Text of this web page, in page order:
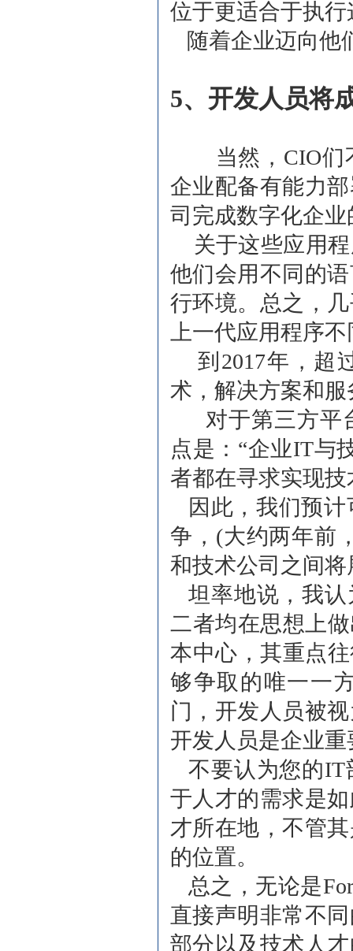
位于更适合于执
随着企业迈向他
5、开发人员将
当然，CIO们不
企业配备有能力
司完成数字化企业
关于这些应用程
他们会用不同的
行环境。总之，
上一代应用程序
到2017年，超
术，解决方案和服
对于第三方平
点是：“企业IT与
者都在寻求实现
因此，我们预计
争，(大约两年前
和技术公司之间
坦率地说，我认
二者均在思想上
本中心，其重点
够争取的唯一一
门，开发人员被
开发人员是企业
不要认为您的IT
于人才的需求是
才所在地，不管
的位置。
总之，无论是
直接声明非常不
部分以及技术人